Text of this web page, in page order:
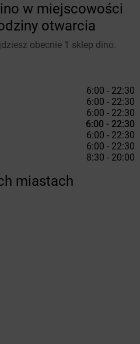
w miejscowości
otwarcia
obecnie 1 sklep dino.
6:00 - 22:30
6:00 - 22:30
6:00 - 22:30
6:00 - 22:30
6:00 - 22:30
6:00 - 22:30
8:30 - 20:00
miastach